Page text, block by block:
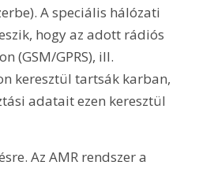
A speciális hálózati
hogy az adott rádiós
(GSM/GPRS), ill.
keresztül tartsák karban,
adatait ezen keresztül
Az AMR rendszer a